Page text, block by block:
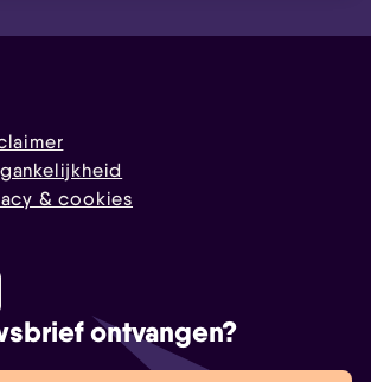
& cookies
ontvangen?